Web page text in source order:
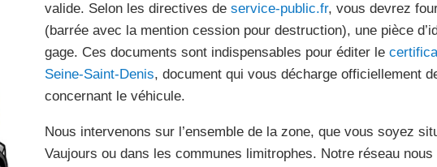
valide. Selon les directives de service-public.fr, vous devrez
(barrée avec la mention cession pour destruction), une pièce
gage. Ces documents sont indispensables pour éditer le
Seine-Saint-Denis, document qui vous décharge officiellement
concernant le véhicule.
Nous intervenons sur l’ensemble de la zone, que vous soyez
Vaujours ou dans les communes limitrophes. Notre réseau